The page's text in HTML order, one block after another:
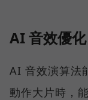
AI 音效優
AI 音效演算法
動作大片時，